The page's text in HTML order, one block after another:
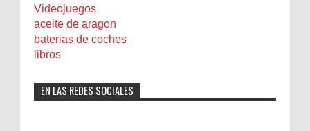
Videojuegos
aceite de aragon
baterias de coches
libros
EN LAS REDES SOCIALES